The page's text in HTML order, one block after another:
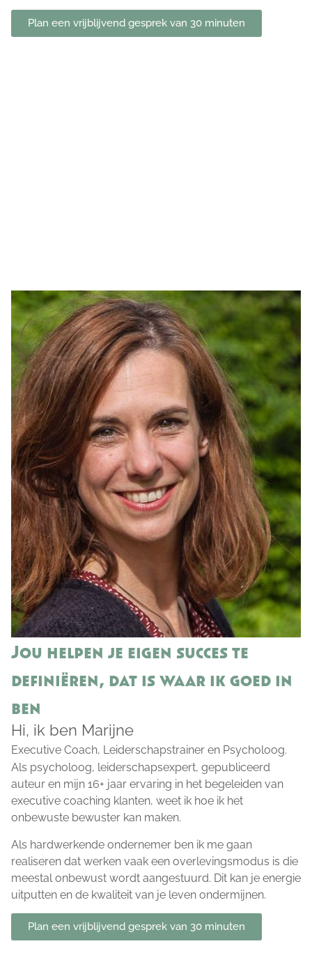
Plan een vrijblijvend gesprek van 30 minuten
Jou helpen je eigen succes te
definiëren, dat is waar ik goed in
ben
Hi, ik ben Marijne
Executive Coach, Leiderschapstrainer en Psycholoog.
Als psycholoog, leiderschapsexpert, gepubliceerd
auteur en mijn 16+ jaar ervaring in het begeleiden van
executive coaching klanten, weet ik hoe ik het
onbewuste bewuster kan maken.
Als hardwerkende ondernemer ben ik me gaan
realiseren dat werken vaak een overlevingsmodus is die
meestal onbewust wordt aangestuurd. Dit kan je energie
uitputten en de kwaliteit van je leven ondermijnen.
Plan een vrijblijvend gesprek van 30 minuten